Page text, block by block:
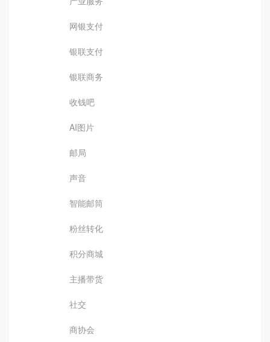
网银支付
银联支付
银联商务
收钱吧
AI图片
邮局
声音
智能邮筒
粉丝转化
积分商城
主播带货
社交
商协会